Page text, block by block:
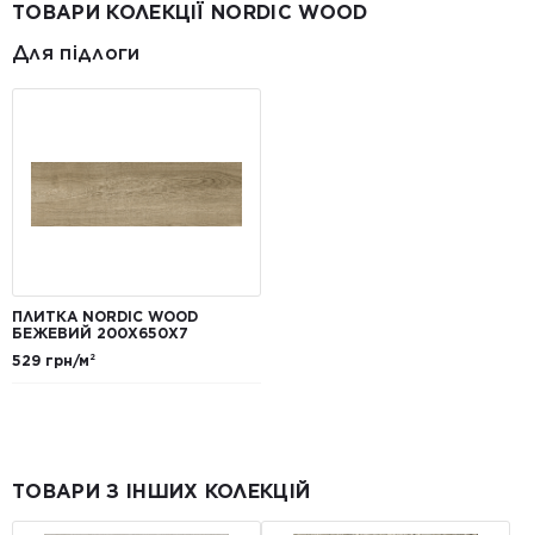
ТОВАРИ КОЛЕКЦІЇ NORDIC WOOD
Для підлоги
ПЛИТКА NORDIC WOOD
БЕЖЕВИЙ 200X650X7
529 грн/м²
ТОВАРИ З ІНШИХ КОЛЕКЦІЙ